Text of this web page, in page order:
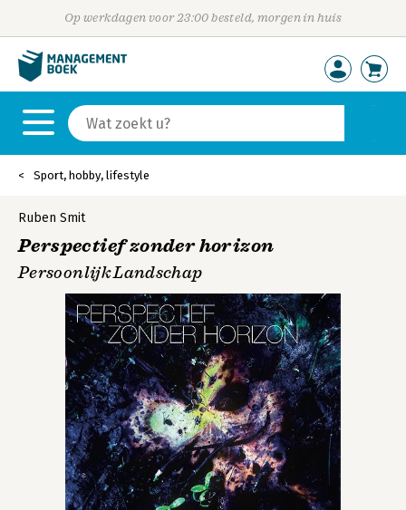
Op werkdagen voor 23:00 besteld, morgen in huis
Sport, hobby, lifestyle
Ruben Smit
Perspectief zonder horizon
Persoonlijk Landschap